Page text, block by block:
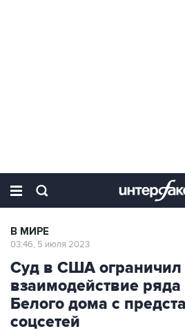
В МИРЕ
03:46, 5 июля 2023
Суд в США ограничил
взаимодействие
Белого дома с
соцсетей